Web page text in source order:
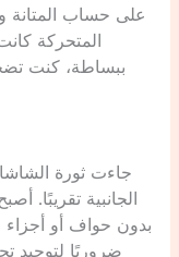
على حساب المتانة
المتحركة
ببساطة، كنت
جاءت ثورة
الجانبية تقريبًا.
بدون حواف أو
ضروريًا لتوحيد